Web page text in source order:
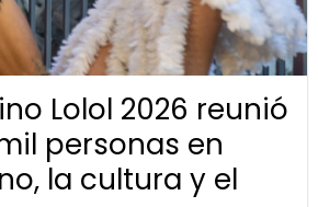
Lolol 2026 reunió
personas en
la cultura y el